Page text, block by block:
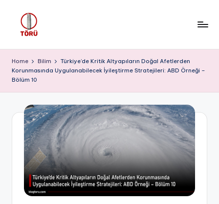
Ö
R
Ü
Home Bilim
Türkiye’de Kritik Altyapıların Doğal Afetlerden
Korunmasında Uygulanabilecek İyileştirme Stratejileri: ABD Örneği –
Bölüm 10